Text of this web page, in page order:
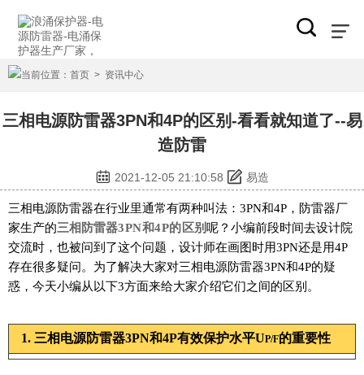
当前位置： 首页 > 资讯中心
三相电源防雷器3PN和4P的区别-看看就知道了--易
造防雷
2021-12-05 21:10:58 易造
三相电源防雷器在行业里通常有两种叫法：3PN和4P，防雷器厂
家生产的三相防雷器3PN和4P的区别呢？小编前段时间去设计院
交流时，也被问到了这个问题，设计师在画图时用3PN还是用4P
存在很多疑问。为了解决大家对三相电源防雷器3PN和4P的疑
惑，今天小编从以下3方面来给大家介绍它们之间的区别。
1. 三相电源防雷器3PN和4P有效保护水平UP/F的重要性